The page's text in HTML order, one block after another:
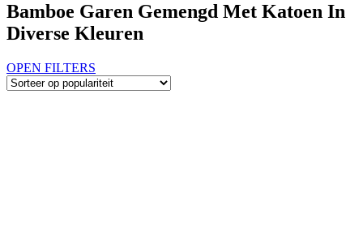
Bamboe Garen Gemengd Met Katoen In
Diverse Kleuren
OPEN FILTERS